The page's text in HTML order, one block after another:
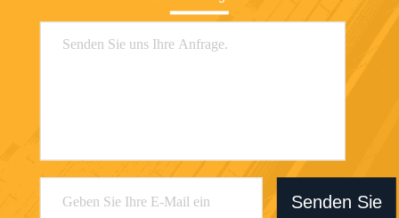
Senden Sie